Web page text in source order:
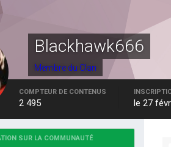
Blackhawk666
Membre du Clan
COMPTEUR DE CONTENUS
2 495 le 27
SUR LA COMMUNAUTÉ